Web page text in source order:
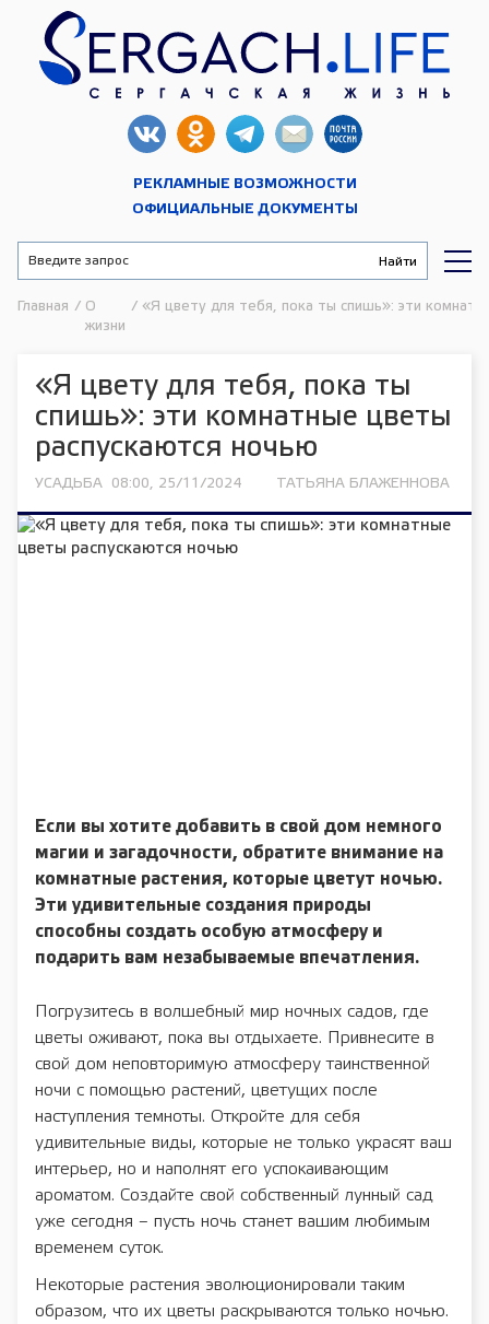
РЕКЛАМНЫЕ ВОЗМОЖНОСТИ
ОФИЦИАЛЬНЫЕ ДОКУМЕНТЫ
Главная / О
жизни
/ «Я цвету для тебя, пока ты спишь»: эти
«Я цвету для тебя, пока ты
спишь»: эти комнатные цветы
распускаются ночью
УСАДЬБА 08:00, 25/11/2024 ТАТЬЯНА БЛАЖЕННОВА
Если вы хотите добавить в свой дом немного
магии и загадочности, обратите внимание на
комнатные растения, которые цветут ночью.
Эти удивительные создания природы
способны создать особую атмосферу и
подарить вам незабываемые впечатления.
Погрузитесь в волшебный мир ночных садов, где
цветы оживают, пока вы отдыхаете. Привнесите в
свой дом неповторимую атмосферу таинственной
ночи с помощью растений, цветущих после
наступления темноты. Откройте для себя
удивительные виды, которые не только украсят ваш
интерьер, но и наполнят его успокаивающим
ароматом. Создайте свой собственный лунный сад
уже сегодня – пусть ночь станет вашим любимым
временем суток.
Некоторые растения эволюционировали таким
образом, что их цветы раскрываются только ночью.